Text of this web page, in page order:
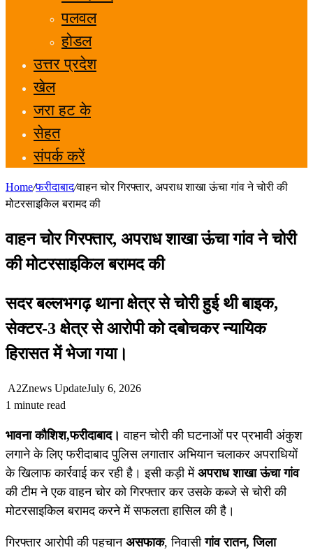
पलवल
होडल
उत्तर प्रदेश
खेल
जरा हट के
सेहत
संपर्क करें
Home/फरीदाबाद/वाहन चोर गिरफ्तार, अपराध शाखा ऊंचा गांव ने चोरी की
मोटरसाइकिल बरामद की
वाहन चोर गिरफ्तार, अपराध शाखा ऊंचा गांव ने चोरी
की मोटरसाइकिल बरामद की
सदर बल्लभगढ़ थाना क्षेत्र से चोरी हुई थी बाइक,
सेक्टर-3 क्षेत्र से आरोपी को दबोचकर न्यायिक
हिरासत में भेजा गया।
A2Znews UpdateJuly 6, 2026
1 minute read
भावना कौशिश,फरीदाबाद। वाहन चोरी की घटनाओं पर प्रभावी अंकुश
लगाने के लिए फरीदाबाद पुलिस लगातार अभियान चलाकर अपराधियों
के खिलाफ कार्रवाई कर रही है। इसी कड़ी में अपराध शाखा ऊंचा गांव
की टीम ने एक वाहन चोर को गिरफ्तार कर उसके कब्जे से चोरी की
मोटरसाइकिल बरामद करने में सफलता हासिल की है।
गिरफ्तार आरोपी की पहचान असफाक, निवासीगांव रातन, जिला